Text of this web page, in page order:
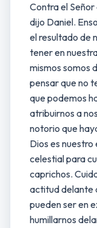
Contra el
dijo Daniel.
el resultado de
tener en
mismos somos
pensar que no
que podemos
atribuirnos a
notorio que
Dios es
celestial para
caprichos.
actitud delante
pueden ser en
humillarnos